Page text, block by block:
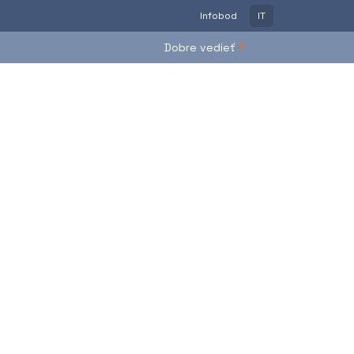
Infobod IT
Dobre vedieť